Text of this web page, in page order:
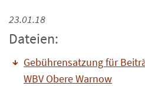
23.01.18
Dateien:
Gebührensatzung für
WBV Obere Warnow